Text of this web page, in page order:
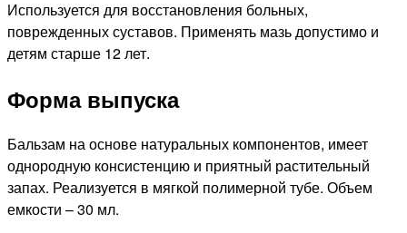
Используется для восстановления больных,
поврежденных суставов. Применять мазь допустимо и
детям старше 12 лет.
Форма выпуска
Бальзам на основе натуральных компонентов, имеет
однородную консистенцию и приятный растительный
запах. Реализуется в мягкой полимерной тубе. Объем
емкости – 30 мл.